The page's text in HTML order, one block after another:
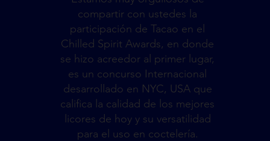
compartir con ustedes la
participación de Tacao en el
Chilled Spirit Awards, en donde
se hizo acreedor al primer lugar,
es un concurso Internacional
desarrollado en NYC, USA que
califica la calidad de los mejores
licores de hoy y su versatilidad
para el uso en coctelería.